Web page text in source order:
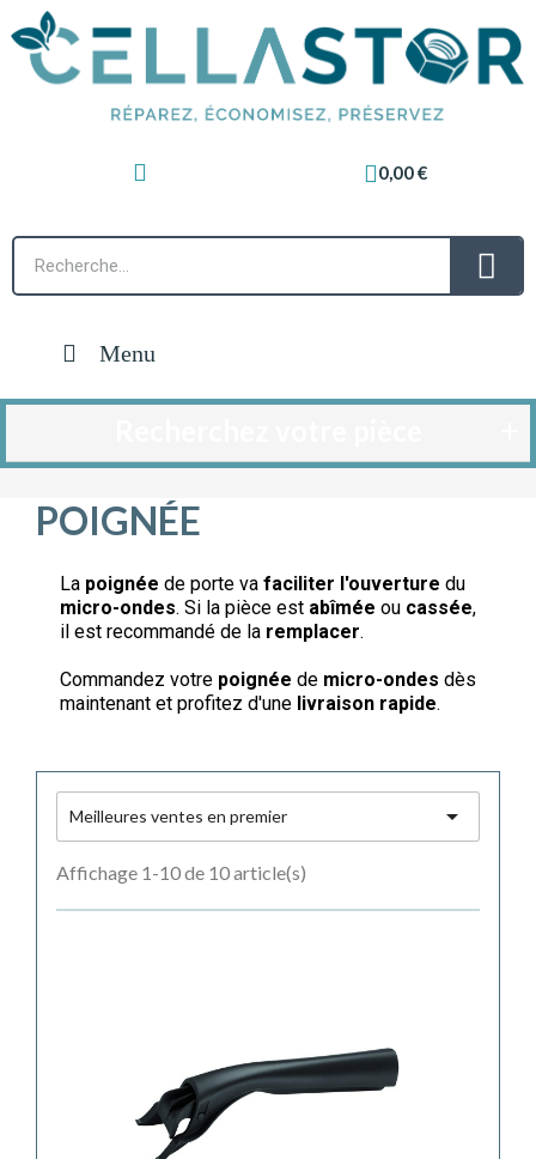
0,00 €
Menu
POIGNÉE
La poignée de porte va faciliter l'ouverture du
micro-ondes. Si la pièce est abîmée ou cassée,
il est recommandé de la remplacer.
Commandez votre poignée de micro-ondes dès
maintenant et profitez d'une livraison rapide.
Meilleures ventes en premier 
Affichage 1-10 de 10 article(s)